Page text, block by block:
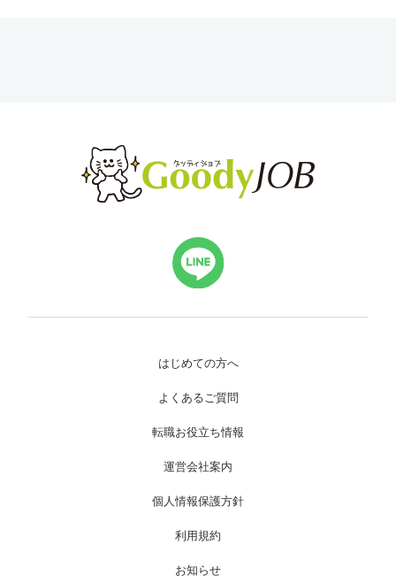
はじめての方へ
よくあるご質問
転職お役立ち情報
運営会社案内
個人情報保護方針
利用規約
お知らせ